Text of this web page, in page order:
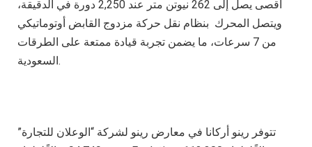
أقصى يصل إلى 262 نيوتن متر عند 2,250 دورة في الدقيقة،
ويتصل المحرك بنظام نقل حركة مزدوج القابض أوتوماتيكي
من 7 سرعات، ما يضمن تجربة قيادة ممتعة على الطرقات
السعودية.
تتوفر رينو أركانا في معارض رينو لشركة “الوعلان للتجارة”